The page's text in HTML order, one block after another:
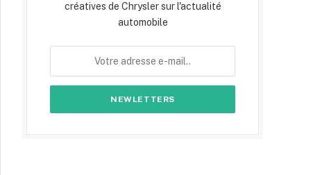
créatives de Chrysler sur l'actualité
automobile